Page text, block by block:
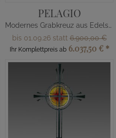
PELAGIO
Modernes Grabkreuz aus Edelstahl mit Glaseinsatz
bis 01.09.26 statt6.900,00 €
Ihr Komplettpreis ab 6.037,50 € *